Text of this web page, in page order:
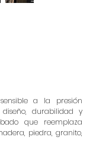
a la presión
durabilidad y
que reemplaza
piedra, granito,